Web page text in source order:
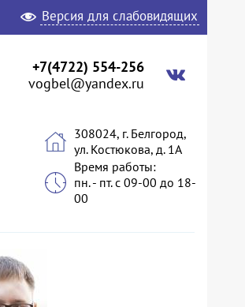
Версия для слабовидящих
+7(4722) 554-256
vogbel@yandex.ru
308024, г. Белгород,
ул. Костюкова, д. 1А
Время работы:
пн. - пт. с 09-00 до 18-
00